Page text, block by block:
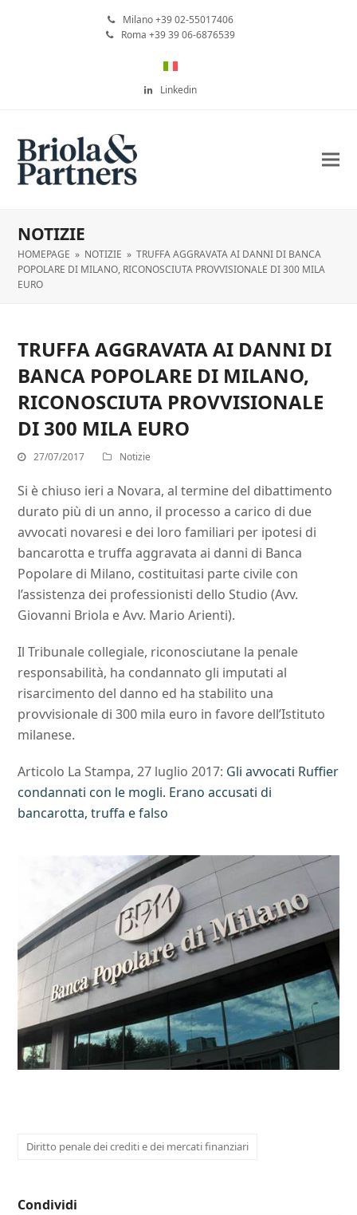
Milano +39 02-55017406
Roma +39 39 06-6876539
Linkedin
NOTIZIE
HOMEPAGE » NOTIZIE » TRUFFA AGGRAVATA AI DANNI DI BANCA
POPOLARE DI MILANO, RICONOSCIUTA PROVVISIONALE DI 300 MILA
EURO
TRUFFA AGGRAVATA AI DANNI DI
BANCA POPOLARE DI MILANO,
RICONOSCIUTA PROVVISIONALE
DI 300 MILA EURO
27/07/2017 Notizie
Si è chiuso ieri a Novara, al termine del dibattimento
durato più di un anno, il processo a carico di due
avvocati novaresi e dei loro familiari per ipotesi di
bancarotta e truffa aggravata ai danni di Banca
Popolare di Milano, costituitasi parte civile con
l’assistenza dei professionisti dello Studio (Avv.
Giovanni Briola e Avv. Mario Arienti).
Il Tribunale collegiale, riconosciutane la penale
responsabilità, ha condannato gli imputati al
risarcimento del danno ed ha stabilito una
provvisionale di 300 mila euro in favore dell’Istituto
milanese.
Articolo La Stampa, 27 luglio 2017: Gli avvocati Ruffier
condannati con le mogli. Erano accusati di
bancarotta, truffa e falso
Diritto penale dei crediti e dei mercati finanziari
Condividi